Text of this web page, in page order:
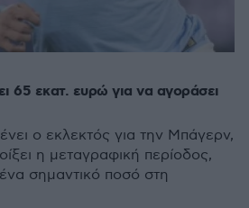
65 εκατ. ευρώ για να αγοράσει
ο εκλεκτός για την Μπάγερν,
η μεταγραφική περίοδος,
σημαντικό ποσό στη